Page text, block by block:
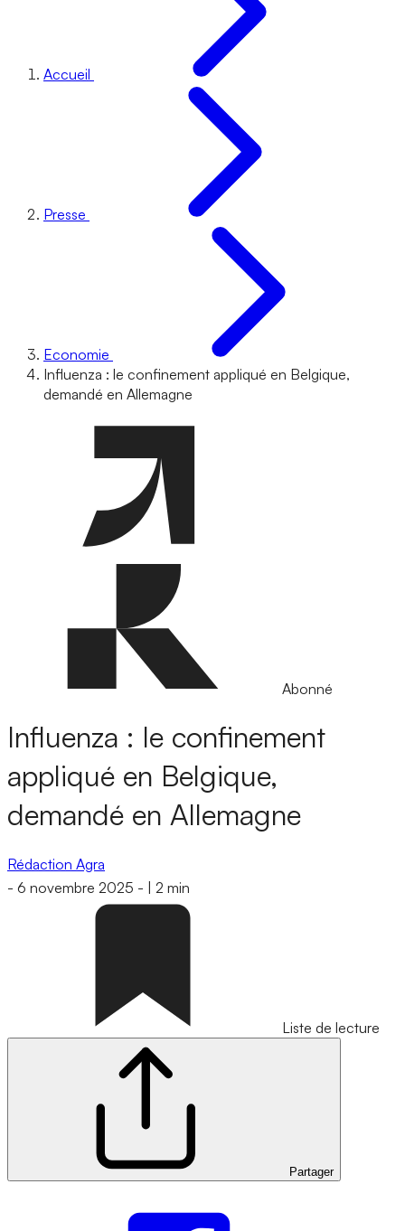
Accueil
Presse
Economie
Influenza : le confinement appliqué en Belgique,
demandé en Allemagne
Abonné
Influenza : le confinement
appliqué en Belgique,
demandé en Allemagne
Rédaction Agra
- 6 novembre 2025 - 2 min
Liste de lecture
Partager